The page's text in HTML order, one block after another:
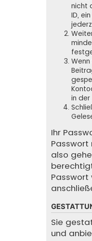
nicht
ID,
in der
Ihr
Passwort
also
Passwort
Sie
und